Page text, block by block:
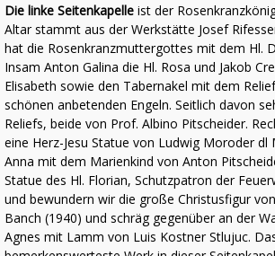
Die linke Seitenkapelle ist der
Altar stammt aus der Werkstätte Josef
hat die Rosenkranzmuttergottes mit dem Hl.
Insam Anton Galina die Hl. Rosa und Jakob
Elisabeth sowie den Tabernakel mit dem
schönen anbetenden Engeln. Seitlich davon
Reliefs, beide von Prof. Albino Pitscheider.
eine Herz-Jesu Statue von Ludwig Moroder dl
Anna mit dem Marienkind von Anton
Statue des Hl. Florian, Schutzpatron der
und bewundern wir die große Christusfigur
Banch (1940) und schräg gegenüber an der
Agnes mit Lamm von Luis Kostner Stlujuc.